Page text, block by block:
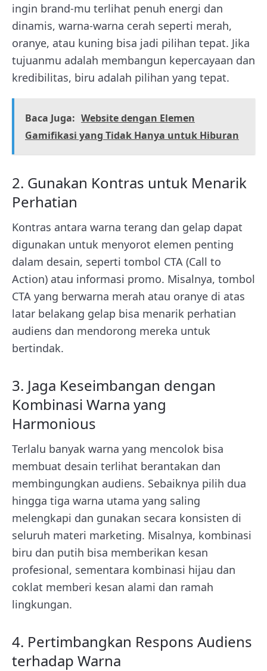
ingin brand-mu terlihat penuh energi dan
dinamis, warna-warna cerah seperti merah,
oranye, atau kuning bisa jadi pilihan tepat. Jika
tujuanmu adalah membangun kepercayaan dan
kredibilitas, biru adalah pilihan yang tepat.
Baca Juga: Website dengan Elemen
Gamifikasi yang Tidak Hanya untuk Hiburan
2. Gunakan Kontras untuk Menarik
Perhatian
Kontras antara warna terang dan gelap dapat
digunakan untuk menyorot elemen penting
dalam desain, seperti tombol CTA (Call to
Action) atau informasi promo. Misalnya, tombol
CTA yang berwarna merah atau oranye di atas
latar belakang gelap bisa menarik perhatian
audiens dan mendorong mereka untuk
bertindak.
3. Jaga Keseimbangan dengan
Kombinasi Warna yang
Harmonious
Terlalu banyak warna yang mencolok bisa
membuat desain terlihat berantakan dan
membingungkan audiens. Sebaiknya pilih dua
hingga tiga warna utama yang saling
melengkapi dan gunakan secara konsisten di
seluruh materi marketing. Misalnya, kombinasi
biru dan putih bisa memberikan kesan
profesional, sementara kombinasi hijau dan
coklat memberi kesan alami dan ramah
lingkungan.
4. Pertimbangkan Respons Audiens
terhadap Warna